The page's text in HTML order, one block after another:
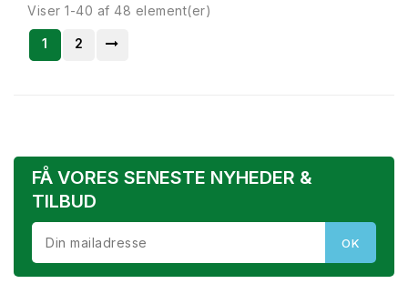
Viser 1-40 af 48 element(er)
1 2
FÅ VORES SENESTE NYHEDER &
TILBUD